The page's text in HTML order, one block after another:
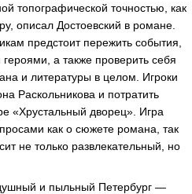
топографической точностью, как
описал Достоевский в романе.
предстоит пережить события,
а также проверить себя
и литературы в целом. Игроки
Раскольникова и потратить
«Хрустальный дворец». Игра
как о сюжете романа, так
не только развлекательный, но
и пыльный Петербург —